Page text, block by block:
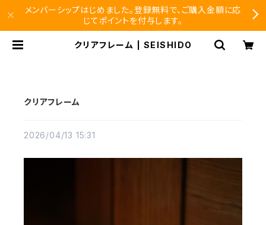
メンバーシップはじめました。登録無料で、ご購入金額に応
じてポイントを付与します。
クリアフレーム | SEISHIDO
クリアフレーム
2026/04/13 15:31